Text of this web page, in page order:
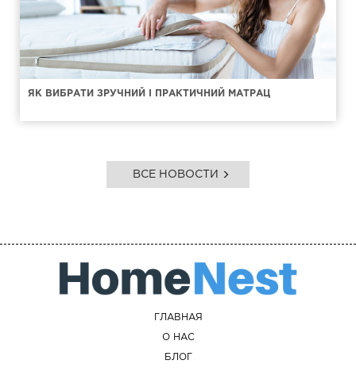
ЯК ВИБРАТИ ЗРУЧНИЙ І ПРАКТИЧНИЙ МАТРАЦ
ВСЕ НОВОСТИ
ГЛАВНАЯ
О НАС
БЛОГ